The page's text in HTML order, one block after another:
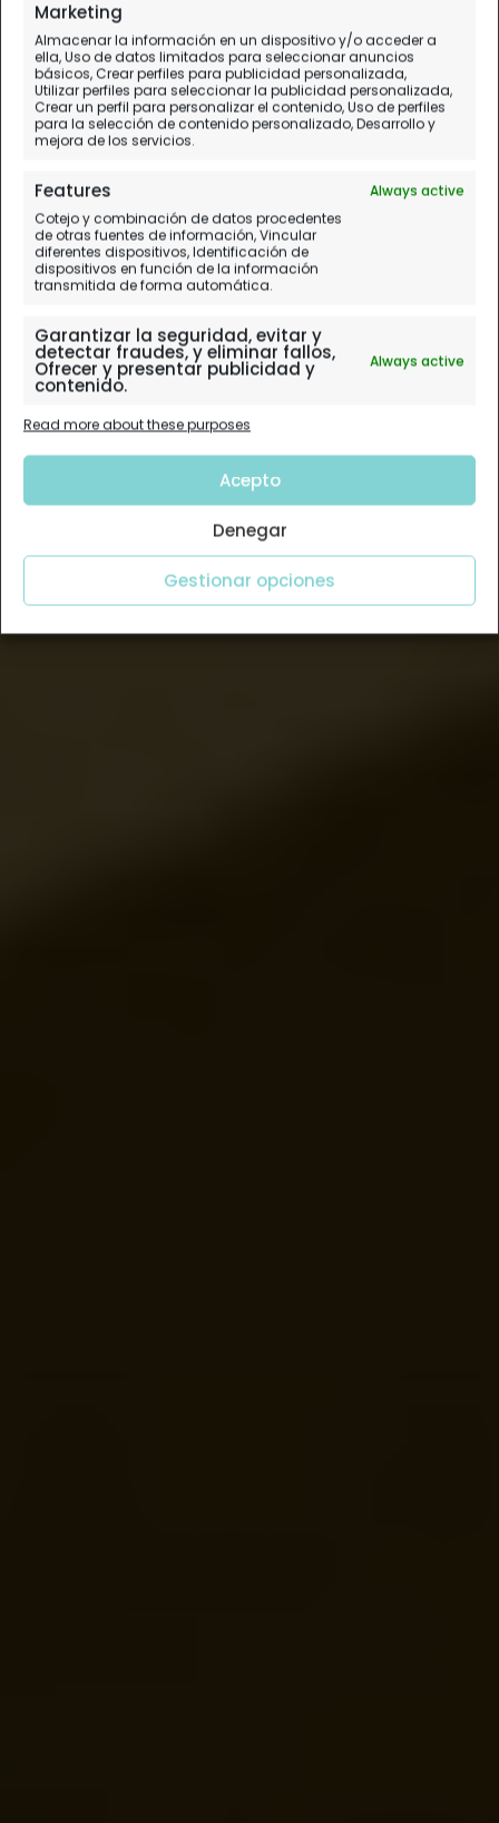
Marketing
Almacenar la información en un dispositivo y/o acceder a
ella, Uso de datos limitados para seleccionar anuncios
básicos, Crear perfiles para publicidad personalizada,
Utilizar perfiles para seleccionar la publicidad personalizada,
Crear un perfil para personalizar el contenido, Uso de perfiles
para la selección de contenido personalizado, Desarrollo y
mejora de los servicios.
Features
Always active
Cotejo y combinación de datos procedentes
de otras fuentes de información, Vincular
diferentes dispositivos, Identificación de
dispositivos en función de la información
transmitida de forma automática.
Garantizar la seguridad, evitar y
detectar fraudes, y eliminar fallos,
Ofrecer y presentar publicidad y
contenido.
Always active
Read more about these purposes
Acepto
Denegar
Gestionar opciones